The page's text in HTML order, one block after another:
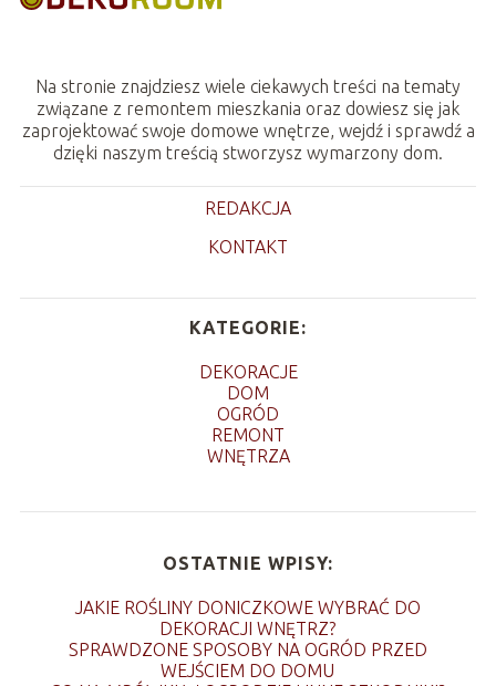
Na stronie znajdziesz wiele ciekawych treści na tematy
związane z remontem mieszkania oraz dowiesz się jak
zaprojektować swoje domowe wnętrze, wejdź i sprawdź a
dzięki naszym treścią stworzysz wymarzony dom.
REDAKCJA
KONTAKT
KATEGORIE:
DEKORACJE
DOM
OGRÓD
REMONT
WNĘTRZA
OSTATNIE WPISY:
JAKIE ROŚLINY DONICZKOWE WYBRAĆ DO
DEKORACJI WNĘTRZ?
SPRAWDZONE SPOSOBY NA OGRÓD PRZED
WEJŚCIEM DO DOMU